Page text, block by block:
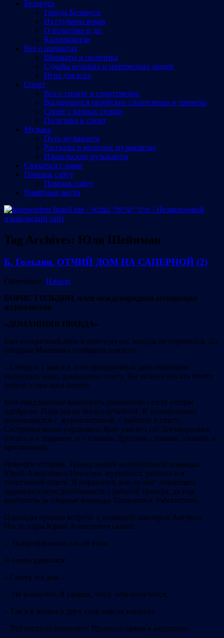
Беларусь
Города Беларуси
Из глубины веков
О политике и др.
Калинковичи
Все о шахматах
Шахматы и политика
Судьбы великих и интересных людей
Игра для всех
Спорт
Все о спорте и спортсменах
Выдающиеся еврейские спортсмены и тренеры
Спорт с разных сторон
Политика и спорт
Музыка
Путь музыканта
Рассказы о молодых музыкантах
Израильские музыканты
Cвязаться с нами
Помощь сайту
Помощь сайту
Памятные места
Tag Archives: Юля Шейнман
Б. Гольдин. ОТЧИЙ ДОМ НА САПЕРНОЙ (2)
Окончание. Начало
БОРИС ГОЛЬДИН, член международной ассоциации
журналистов
«ДОМАШНЯЯ ПРАВДА»
Был воскресный день и никто из нас никуда не торопился. До
завтрака Машенька сообщила новость:
– Сегодня 1 мая и в этот праздничный день начинаем
выпускать нашу домашнюю газету. Вы можете писать то,что
хотите и про кого хотите.
Мое предложение выпускать домашнюю газету сестры
одобрили. Идея эта не была случайной. Я только-только
познакомился с журналистикой, с работой в газете…
Сестренки мною гордились: брат уже ого го! Договорились
писать и о хорошем, и о плохом. Другими словами, хвалить и
критиковать.
Немного истории. Тренер нашей волейбольной команды
Юрий Алексеевич Никитин, журналист, работал и в
спортивной газете. Я поражался, как он мог совмещать
журналистскую дeятельность с работой тренера, да еще
выступать за сборные команды Ташкента и Узбекистана.
Однажды прошла встреча с командой шахтеров Ангрена.
После игры Юрий Алексеевич сказал:
– Попробуй написать об этом.
Я очень удивился:
– Газета эта для…
– Не волнуйся. Я уверен, что у тебя получится.
– Так я в жизни и двух слов еще не написал…
– Все когда-то начинают. Приноси прямо в редакцию.